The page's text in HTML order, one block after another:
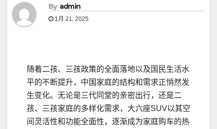
By admin
1月 21, 2025
随着二孩、三孩政策的全面落地以及国民生活水
平的不断提升，中国家庭的结构和需求正悄然发
生变化。无论是三代同堂的亲密出行，还是二
孩、三孩家庭的多样化需求，大六座SUV以其空
间灵活性和功能全面性，逐渐成为家庭购车的热